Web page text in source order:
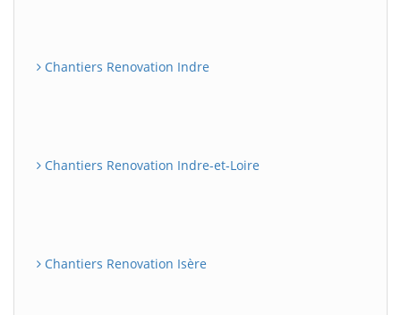
Chantiers Renovation Indre
Chantiers Renovation Indre-et-Loire
Chantiers Renovation Isère